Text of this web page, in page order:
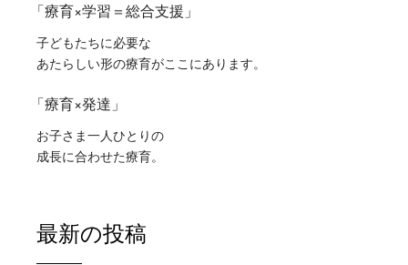
「療育×学習＝総合支援」
子どもたちに必要な
あたらしい形の療育がここにあります。
「療育×発達」
お子さま一人ひとりの
成長に合わせた療育。
最新の投稿